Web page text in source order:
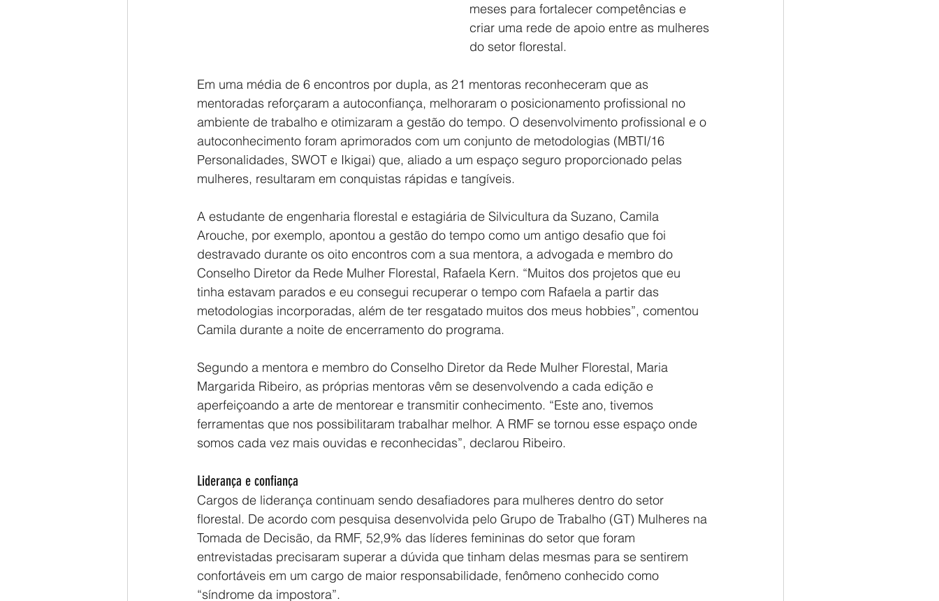
meses para fortalecer competências e
criar uma rede de apoio entre as mulheres
do setor florestal.
Em uma média de 6 encontros por dupla, as 21 mentoras reconheceram que as
mentoradas reforçaram a autoconfiança, melhoraram o posicionamento profissional no
ambiente de trabalho e otimizaram a gestão do tempo. O desenvolvimento profissional e o
autoconhecimento foram aprimorados com um conjunto de metodologias (MBTI/16
Personalidades, SWOT e Ikigai) que, aliado a um espaço seguro proporcionado pelas
mulheres, resultaram em conquistas rápidas e tangíveis.
A estudante de engenharia florestal e estagiária de Silvicultura da Suzano, Camila
Arouche, por exemplo, apontou a gestão do tempo como um antigo desafio que foi
destravado durante os oito encontros com a sua mentora, a advogada e membro do
Conselho Diretor da Rede Mulher Florestal, Rafaela Kern. “Muitos dos projetos que eu
tinha estavam parados e eu consegui recuperar o tempo com Rafaela a partir das
metodologias incorporadas, além de ter resgatado muitos dos meus hobbies”, comentou
Camila durante a noite de encerramento do programa.
Segundo a mentora e membro do Conselho Diretor da Rede Mulher Florestal, Maria
Margarida Ribeiro, as próprias mentoras vêm se desenvolvendo a cada edição e
aperfeiçoando a arte de mentorear e transmitir conhecimento. “Este ano, tivemos
ferramentas que nos possibilitaram trabalhar melhor. A RMF se tornou esse espaço onde
somos cada vez mais ouvidas e reconhecidas”, declarou Ribeiro.
Liderança e confiança
Cargos de liderança continuam sendo desafiadores para mulheres dentro do setor
florestal. De acordo com pesquisa desenvolvida pelo Grupo de Trabalho (GT) Mulheres na
Tomada de Decisão, da RMF, 52,9% das líderes femininas do setor que foram
entrevistadas precisaram superar a dúvida que tinham delas mesmas para se sentirem
confortáveis em um cargo de maior responsabilidade, fenômeno conhecido como
“síndrome da impostora”.